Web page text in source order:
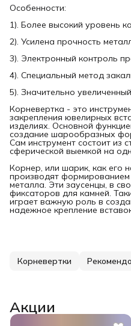
Особенности:
1). Более высокий уровень
2). Усилена прочность
3). Электронный контроль
4). Специальный метод
5). Значительно
Корневертка - это
закрепления ювелирных
изделиях. Основной
создание шарообразных
Сам инструмент состоит из
сферической выемкой на
Корнер, или шарик, как его
производят
металла. Эти заусенцы, в
фиксаторов для камней.
играет важную роль в
надежное крепление
Корневертки
Акции